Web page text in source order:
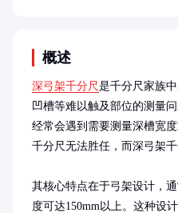
概述
深弓架千分尺是千分尺家族
凹槽等难以触及部位的测量
经常会遇到需要测量深槽宽
千分尺无法胜任，而深弓架千
其核心特点在于弓架设计，
度可达150mm以上。这种设